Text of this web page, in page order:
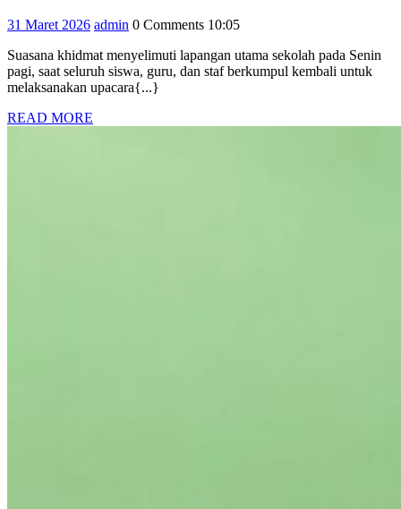
dan
Halalbihalal
SDN
Banda
31 Maret 202631
2026
admin admin
0 Comments 10:05
Suasana khidmat menyelimuti lapangan utama sekolah pada Senin
pagi, saat seluruh siswa, guru, dan staf berkumpul kembali untuk
melaksanakan upacara{...}
READ MORE